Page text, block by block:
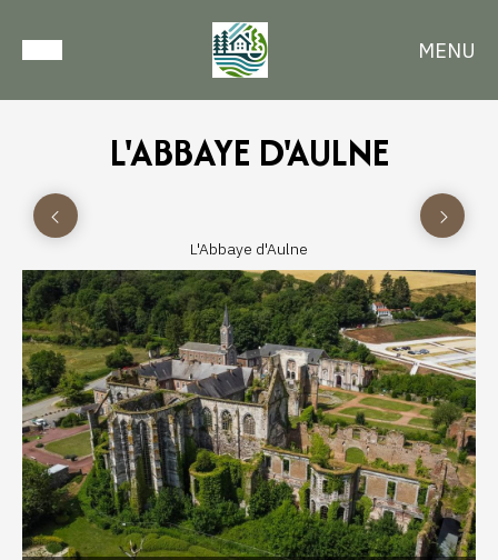
MENU
L'ABBAYE D'AULNE
L'Abbaye d'Aulne